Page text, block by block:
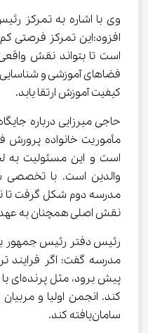
وی با اشاره به تمرکز
است تا بتواند نقش
کیفیت آموزش ارتقا یابد.
است و این مسئولیت به
والدین است. با تخصصی
مدرسه دوم شکل گرفت تا
نقش اصلی همچنان به
رئیس دفتر رئیس جمهور
کند. انجمن اولیا و مربیان
سامان‌یافته کند.